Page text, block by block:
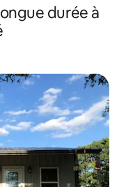
durée à